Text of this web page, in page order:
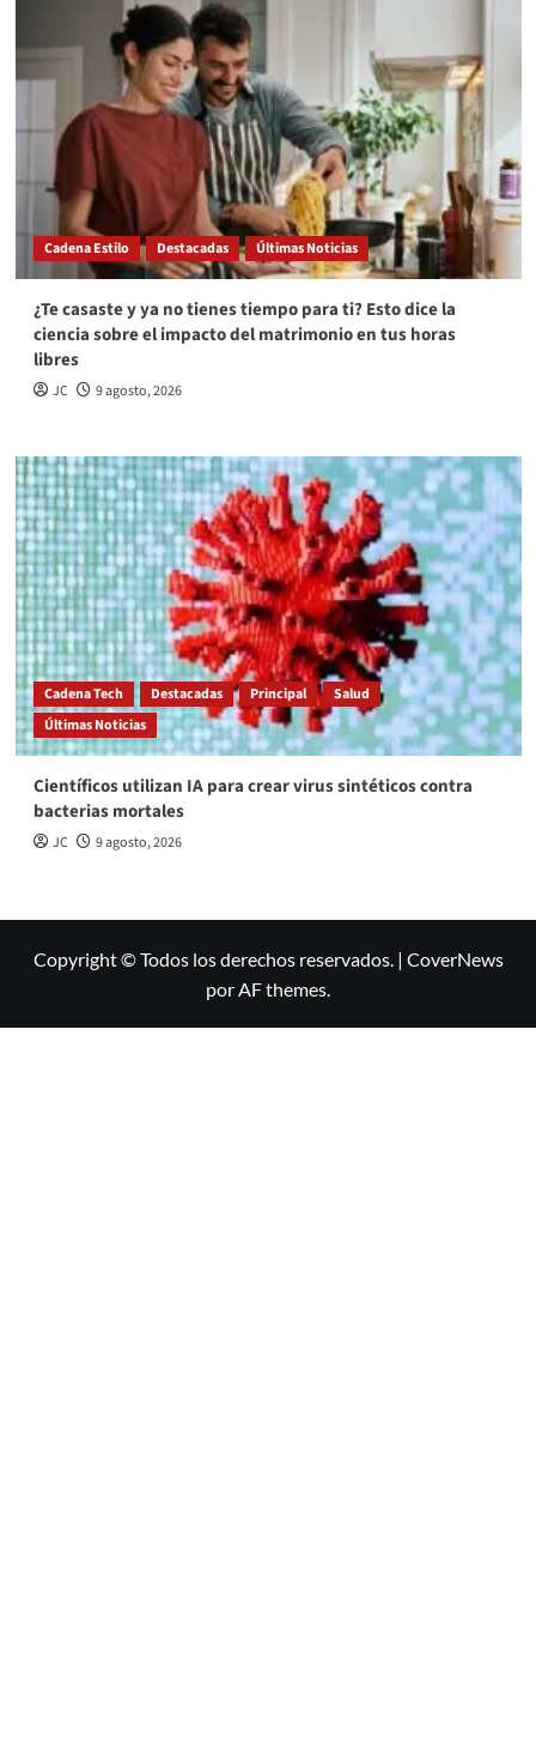
Cadena Estilo Destacadas Últimas Noticias
¿Te casaste y ya no tienes tiempo para ti? Esto dice la
ciencia sobre el impacto del matrimonio en tus horas
libres
JC 9 agosto, 2026
Cadena Tech Destacadas Principal
Salud
Últimas Noticias
Científicos utilizan IA para crear virus sintéticos contra
bacterias mortales
JC 9 agosto, 2026
Copyright © Todos los derechos reservados. | CoverNews
por AF themes.